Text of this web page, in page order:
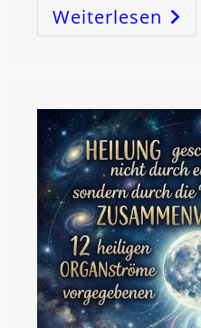
Weiterlesen 12
Oder
13?